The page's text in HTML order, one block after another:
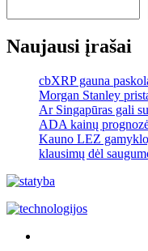
Naujausi įrašai
cbXRP gauna
Morgan Stanley
Ar Singapūras gali
ADA kainų
Kauno LEZ
klausimų dėl